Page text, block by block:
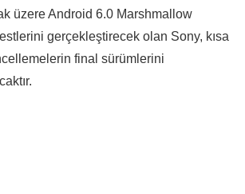
üzereAndroid 6.0 Marshmallow
gerçekleştirecek olan Sony, kısa
final sürümlerini